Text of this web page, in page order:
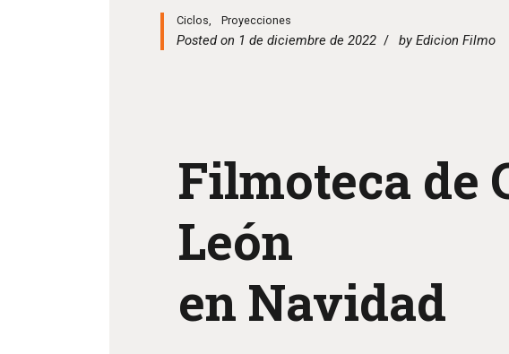
Ciclos Proyecciones
Posted on 1 de diciembre de 2022 byEdicion Filmo
Filmoteca de
León
en Navidad